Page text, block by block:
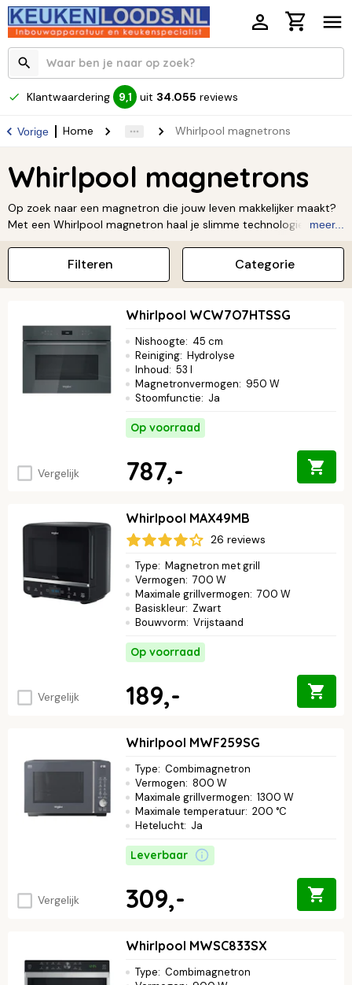
Klantwaardering 9,1 uit 34.055 reviews
Vorige Home Whirlpool magnetrons
Whirlpool magnetrons
Op zoek naar een magnetron die jouw leven makkelijker maakt?
Met een Whirlpool magnetron haal je slimme technologie en
kookervaring eenvoudiger en sneller te maken. Of je nu snel iets
wilt opwarmen, ontdooien of een complete maaltijd wilt
bereiden, Whirlpool heeft altijd een optie die perfect bij jou past.
Het moderne design en de handige functies maken het niet
alleen een praktische, maar ook een stijlvolle hulp voor in jouw
keuken. Klaar om het gemak van innovatie te ervaren? Ontdek
het assortiment Whirlpool magnetrons.
meer...
Categorie
Filteren
Vergelijk
Whirlpool WCW7O7HTSSG
Nishoogte: 45 cm
Reiniging: Hydrolyse
Inhoud: 53 l
Magnetronvermogen: 950 W
Stoomfunctie: Ja
Op voorraad
787,-
Vergelijk
Whirlpool MAX49MB
26 reviews
Type: Magnetron met grill
Vermogen: 700 W
Maximale grillvermogen: 700 W
Basiskleur: Zwart
Bouwvorm: Vrijstaand
Op voorraad
189,-
Vergelijk
Whirlpool MWF259SG
Type: Combimagnetron
Vermogen: 800 W
Maximale grillvermogen: 1300 W
Maximale temperatuur: 200 °C
Hetelucht: Ja
Leverbaar
309,-
Whirlpool MWSC833SX
Type: Combimagnetron